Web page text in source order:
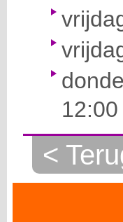
12:00
<